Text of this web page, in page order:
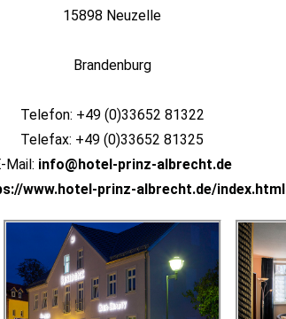
15898 Neuzelle
Brandenburg
Telefon: +49 (0)33652 81322
Telefax: +49 (0)33652 81325
Mail: info@hotel-prinz-albrecht.de
www.hotel-prinz-albrecht.de/index.html